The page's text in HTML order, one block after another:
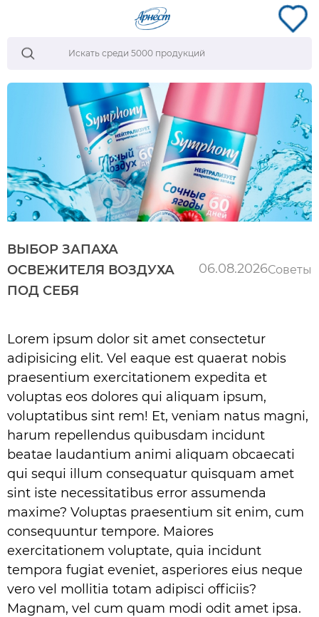
ВЫБОР ЗАПАХА
ОСВЕЖИТЕЛЯ ВОЗДУХА
ПОД СЕБЯ
06.08.2026Советы
Lorem ipsum dolor sit amet consectetur
adipisicing elit. Vel eaque est quaerat nobis
praesentium exercitationem expedita et
voluptas eos dolores qui aliquam ipsum,
voluptatibus sint rem! Et, veniam natus magni,
harum repellendus quibusdam incidunt
beatae laudantium animi aliquam obcaecati
qui sequi illum consequatur quisquam amet
sint iste necessitatibus error assumenda
maxime? Voluptas praesentium sit enim, cum
consequuntur tempore. Maiores
exercitationem voluptate, quia incidunt
tempora fugiat eveniet, asperiores eius neque
vero vel mollitia totam adipisci officiis?
Magnam, vel cum quam modi odit amet ipsa.